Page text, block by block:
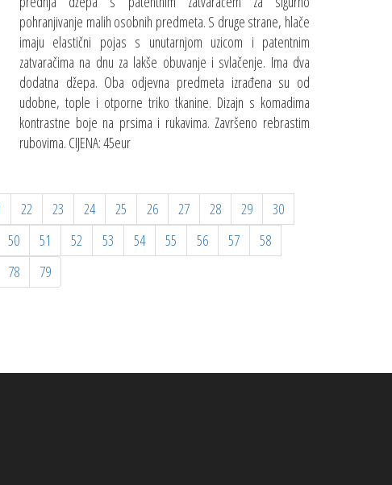
pohranjivanje malih osobnih predmeta. S druge strane, hlače
imaju elastični pojas s unutarnjom uzicom i patentnim
zatvaračima na dnu za lakše obuvanje i svlačenje. Ima dva
dodatna džepa. Oba odjevna predmeta izrađena su od
udobne, tople i otporne triko tkanine. Dizajn s komadima
kontrastne boje na prsima i rukavima. Završeno rebrastim
rubovima. CIJENA: 45eur
22 23 24 25 26 27 28 29
30
50 51 52 53 54 55 56 57
58
78 79